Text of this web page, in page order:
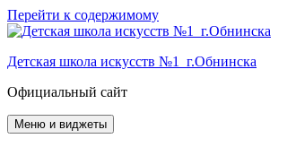
Перейти к содержимому
Детская школа искусств №1 г.Обнинска
Официальный сайт
Меню и виджеты